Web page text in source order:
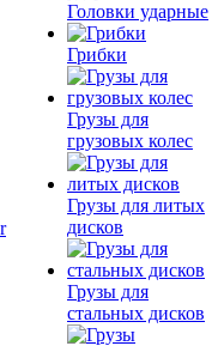
Головки ударные
Грибки
Грузы для
грузовых колес
Грузы для литых
дисков
Грузы для
стальных дисков